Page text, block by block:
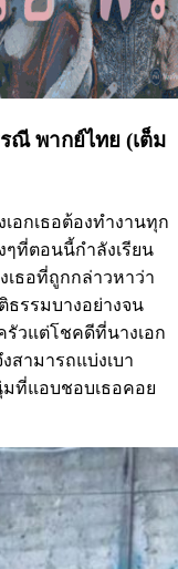
ณี พากย์ไทย (เต็ม
เอกเธอต้องทำงานทุก
ๆที่ตอนนี้กำลังเรียน
เธอที่ถูกกล่าวหาว่า
ธรรมบางอย่างจน
รัวแต่โชคดีที่นางเอก
สามารถแบ่งเบา
ที่แอบชอบเธอคอย